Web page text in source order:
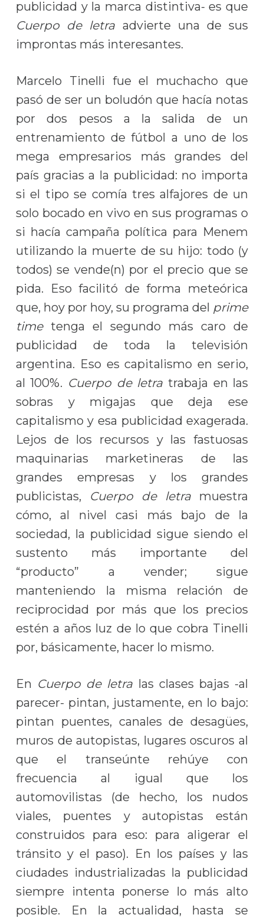
publicidad y la marca distintiva- es que
Cuerpo de letra advierte una de sus
improntas más interesantes.
Marcelo Tinelli fue el muchacho que
pasó de ser un boludón que hacía notas
por dos pesos a la salida de un
entrenamiento de fútbol a uno de los
mega empresarios más grandes del
país gracias a la publicidad: no importa
si el tipo se comía tres alfajores de un
solo bocado en vivo en sus programas o
si hacía campaña política para Menem
utilizando la muerte de su hijo: todo (y
todos) se vende(n) por el precio que se
pida. Eso facilitó de forma meteórica
que, hoy por hoy, su programa del prime
time tenga el segundo más caro de
publicidad de toda la televisión
argentina. Eso es capitalismo en serio,
al 100%. Cuerpo de letra trabaja en las
sobras y migajas que deja ese
capitalismo y esa publicidad exagerada.
Lejos de los recursos y las fastuosas
maquinarias marketineras de las
grandes empresas y los grandes
publicistas, Cuerpo de letra muestra
cómo, al nivel casi más bajo de la
sociedad, la publicidad sigue siendo el
sustento más importante del
“producto” a vender; sigue
manteniendo la misma relación de
reciprocidad por más que los precios
estén a años luz de lo que cobra Tinelli
por, básicamente, hacer lo mismo.
En Cuerpo de letra las clases bajas -al
parecer- pintan, justamente, en lo bajo:
pintan puentes, canales de desagües,
muros de autopistas, lugares oscuros al
que el transeúnte rehúye con
frecuencia al igual que los
automovilistas (de hecho, los nudos
viales, puentes y autopistas están
construidos para eso: para aligerar el
tránsito y el paso). En los países y las
ciudades industrializadas la publicidad
siempre intenta ponerse lo más alto
posible. En la actualidad, hasta se